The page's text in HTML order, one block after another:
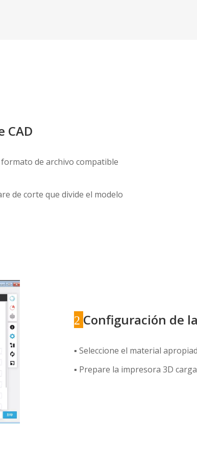
CAD
de archivo compatible
de corte que divide el modelo
2 Configuración de
▪ Seleccione el material
▪ Prepare la impresora 3D